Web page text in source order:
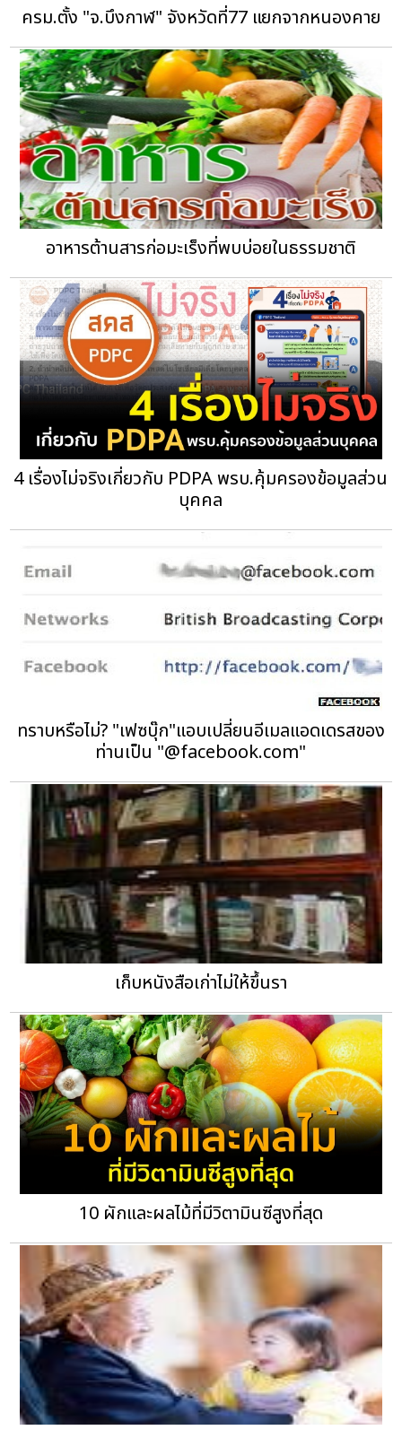
ครม.ตั้ง "จ.บึงกาฬ" จังหวัดที่77 แยกจากหนองคาย
อาหารต้านสารก่อมะเร็งที่พบบ่อยในธรรมชาติ
4 เรื่องไม่จริงเกี่ยวกับ PDPA พรบ.คุ้มครองข้อมูลส่วน
บุคคล
ทราบหรือไม่? "เฟซบุ๊ก"แอบเปลี่ยนอีเมลแอดเดรสของ
ท่านเป็น "@facebook.com"
เก็บหนังสือเก่าไม่ให้ขึ้นรา
10 ผักและผลไม้ที่มีวิตามินซีสูงที่สุด